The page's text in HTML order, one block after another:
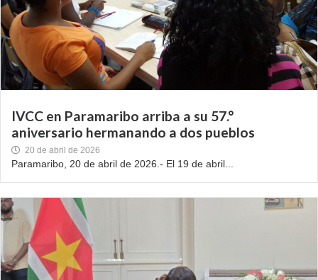
IVCC en Paramaribo arriba a su 57.°
aniversario hermanando a dos pueblos
20 de abril de 2026
Paramaribo, 20 de abril de 2026.- El 19 de abril...